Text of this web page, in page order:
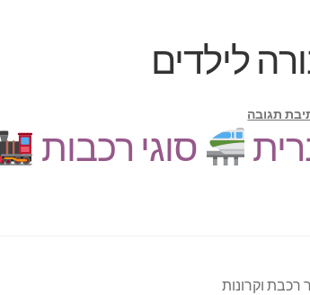
לילדים
תגובה
סוגי רכבות
רכבת וקרונות